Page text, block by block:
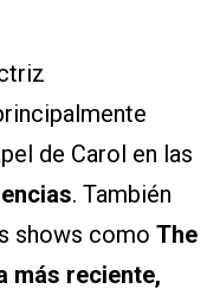
de Carol en las
. También
shows como The
más reciente,